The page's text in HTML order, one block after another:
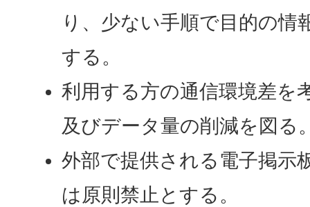
り、少ない手順で目的の情
する。
利用する方の通信環境差を
及びデータ量の削減を図る
外部で提供される電子掲示
は原則禁止とする。